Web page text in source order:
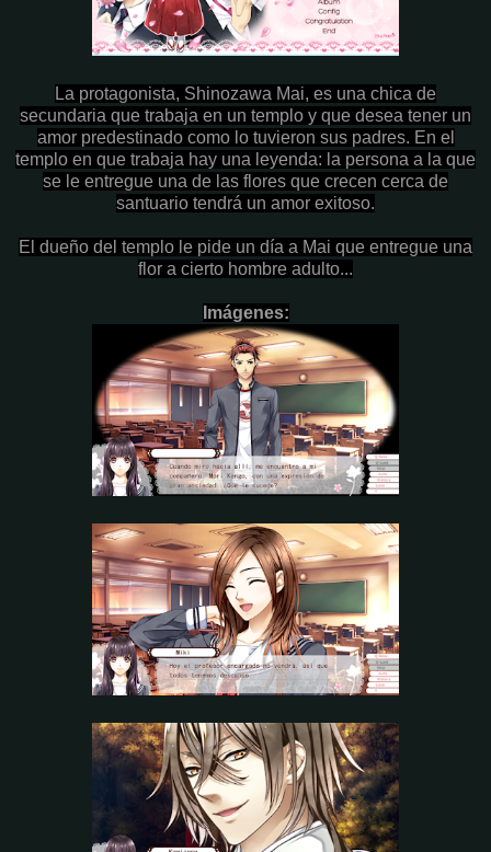
La protagonista, Shinozawa Mai, es una chica de
secundaria que trabaja en un templo y que desea tener un
amor predestinado como lo tuvieron sus padres. En el
templo en que trabaja hay una leyenda: la persona a la que
se le entregue una de las flores que crecen cerca de
santuario tendrá un amor exitoso.
El dueño del templo le pide un día a Mai que entregue una
flor a cierto hombre adulto...
Imágenes: